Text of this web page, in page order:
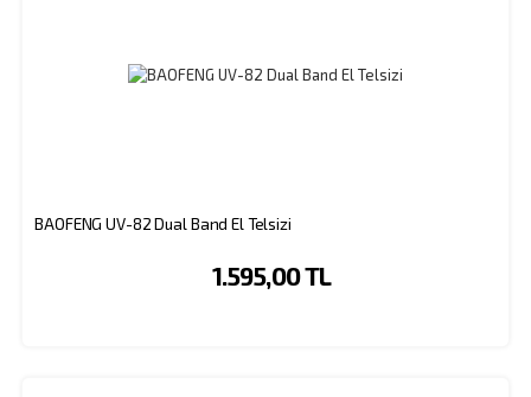
BAOFENG UV-82 Dual Band El Telsizi
1.595,00 TL